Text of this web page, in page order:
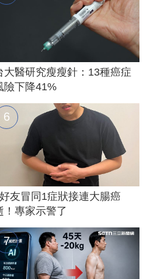
大醫研究瘦瘦針：13種癌症
險下降41%
友冒同1症狀接連大腸癌
！專家示警了